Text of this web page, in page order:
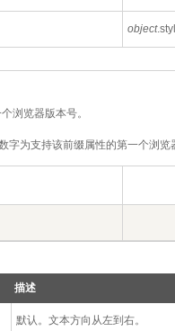
object
浏览器版本号。
字为支持该前缀属性的第一个浏览
描述
默认。文本方向从左到右。